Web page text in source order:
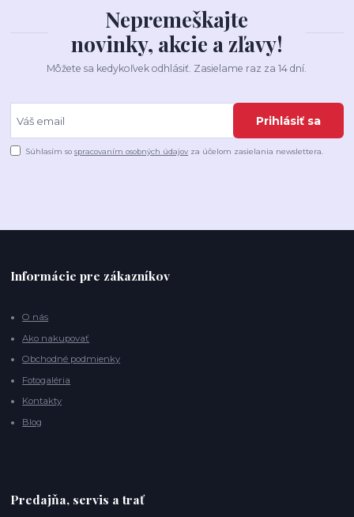
Nepremeškajte
novinky, akcie a zľavy!
Môžete sa kedykoľvek odhlásiť. Zasielame raz za 14 dní.
Prihlásiť sa
Súhlasím sospracovaním osobných údajov za účelom zasielania newslettera.
Informácie pre zákazníkov
O nás
Ako nakupovať
Obchodné podmienky
Fotogaléria
Kontakty
Blog
Predajňa, servis a trať